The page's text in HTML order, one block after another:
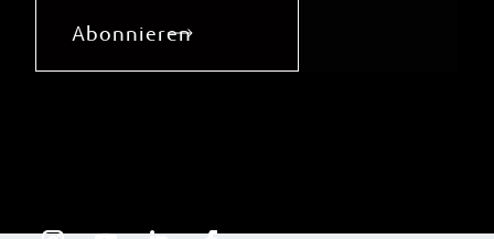
Abonnieren